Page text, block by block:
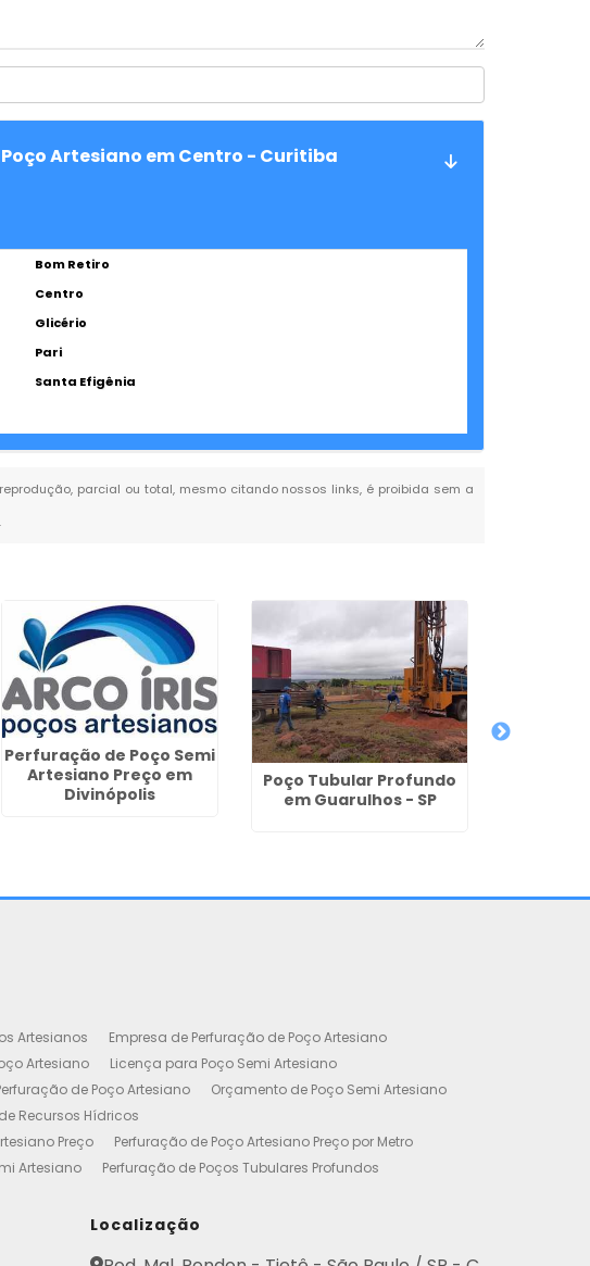
Artesiano em Centro - Curitiba
Bom Retiro
Centro
Glicério
Pari
Santa Efigênia
parcial ou total, mesmo citando nossos links, é proibida sem a
.
Perfuração de Poço Semi
Artesiano Preço em
Divinópolis
Poço Tubular Profundo
em Guarulhos - SP
Artesianos
Empresa de Perfuração de Poço Artesiano
Artesiano
Licença para Poço Semi Artesiano
de Poço Artesiano
Orçamento de Poço Semi Artesiano
Recursos Hídricos
Preço
Perfuração de Poço Artesiano Preço por Metro
Artesiano
Perfuração de Poços Tubulares Profundos
Custa o Metro de Perfuração de Poço Artesiano
Localização